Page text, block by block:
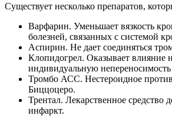
Существует несколько препаратов,
Варфарин. Уменьшает вязкость
болезней, связанных с системой
Аспирин. Не дает соединяться
Клопидогрел. Оказывает влияние
индивидуальную
Тромбо АСС. Нестероидное
Биццоцеро.
Трентал. Лекарственное средство
инфаркт.